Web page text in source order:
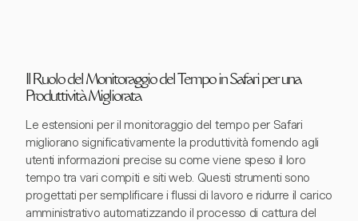
Il Ruolo del Monitoraggio del Tempo in Safari per una
Produttività Migliorata
Le estensioni per il monitoraggio del tempo per Safari
migliorano significativamente la produttività fornendo agli
utenti informazioni precise su come viene speso il loro
tempo tra vari compiti e siti web. Questi strumenti sono
progettati per semplificare i flussi di lavoro e ridurre il carico
amministrativo automatizzando il processo di cattura del